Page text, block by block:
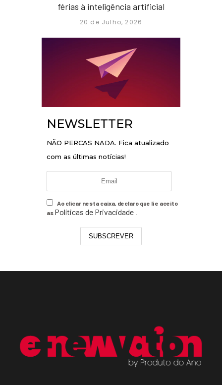
férias à inteligência artificial
20 de Julho, 2026
NEWSLETTER
NÃO PERCAS NADA. Fica atualizado
com as últimas notícias!
Ao clicar nesta caixa, declaro que li e aceito
as Políticas de Privacidade .
SUBSCREVER